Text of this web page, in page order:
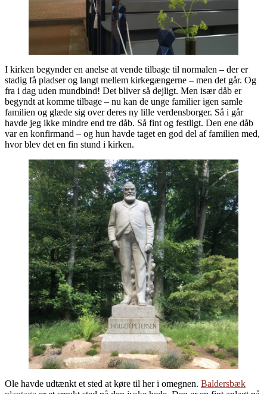
I kirken begynder en anelse at vende tilbage til normalen – der er
stadig få pladser og langt mellem kirkegængerne – men det går. Og
fra i dag uden mundbind! Det bliver så dejligt. Men især dåb er
begyndt at komme tilbage – nu kan de unge familier igen samle
familien og glæde sig over deres ny lille verdensborger. Så i går
havde jeg ikke mindre end tre dåb. Så fint og festligt. Den ene dåb
var en konfirmand – og hun havde taget en god del af familien med,
hvor blev det en fin stund i kirken.
Ole havde udtænkt et sted at køre til her i omegnen. Baldersbæk